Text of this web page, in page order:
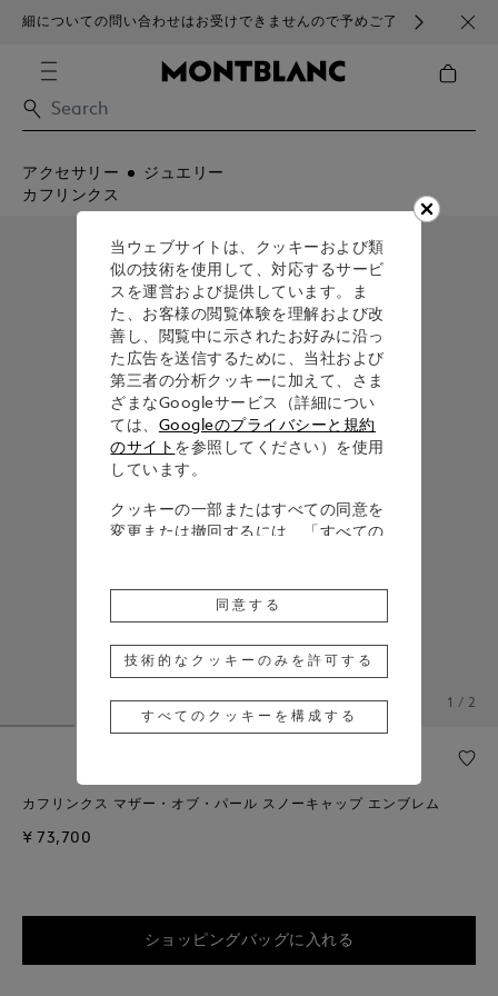
細についての問い合わせはお受けできませんので予めご了
ブラ
アクセサリー
ジュエリー
カフリンクス
1 / 2
カフリンクス マザー・オブ・パール スノーキャップ エンブレム
¥ 73,700
ショッピングバッグに入れる
当ウェブサイトは、クッキーおよび類
似の技術を使用して、対応するサービ
スを運営および提供しています。ま
た、お客様の閲覧体験を理解および改
善し、閲覧中に示されたお好みに沿っ
た広告を送信するために、当社および
第三者の分析クッキーに加えて、さま
ざまなGoogleサービス（詳細につい
ては、 Googleのプライバシーと規約
のサイト を参照してください）を使用
しています。
クッキーの一部またはすべての同意を
変更または撤回するには、「すべての
をご覧ください。
のクッキーの使用に同意したことにな
「技術的なクッキーのみを許可する」
同意する
技術的なクッキーのみを許可する
すべてのクッキーを構成する